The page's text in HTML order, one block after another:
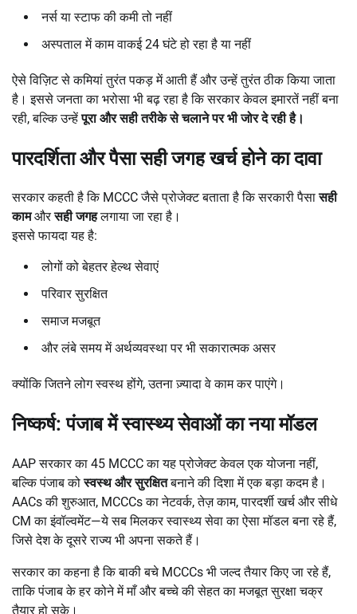
नर्स या स्टाफ की कमी तो नहीं
अस्पताल में काम वाकई 24 घंटे हो रहा है या नहीं
ऐसे विज़िट से कमियां तुरंत पकड़ में आती हैं और उन्हें तुरंत ठीक किया जाता
है। इससे जनता का भरोसा भी बढ़ रहा है कि सरकार केवल इमारतें नहीं बना
रही, बल्कि उन्हेंपूरा और सही तरीके से चलाने पर भी जोर दे रही है।
पारदर्शिता और पैसा सही जगह खर्च होने का दावा
सरकार कहती है कि MCCC जैसे प्रोजेक्ट बताता है कि सरकारी पैसासही
कामऔरसही जगहलगाया जा रहा है।
इससे फायदा यह है:
लोगों को बेहतर हेल्थ सेवाएं
परिवार सुरक्षित
समाज मजबूत
और लंबे समय में अर्थव्यवस्था पर भी सकारात्मक असर
क्योंकि जितने लोग स्वस्थ होंगे, उतना ज़्यादा वे काम कर पाएंगे।
निष्कर्ष: पंजाब में स्वास्थ्य सेवाओं का नया मॉडल
AAP सरकार का 45 MCCC का यह प्रोजेक्ट केवल एक योजना नहीं,
बल्कि पंजाब कोस्वस्थ और सुरक्षितबनाने की दिशा में एक बड़ा कदम है।
AACs की शुरुआत, MCCCs का नेटवर्क, तेज़ काम, पारदर्शी खर्च और सीधे
CM का इंवॉल्वमेंट—ये सब मिलकर स्वास्थ्य सेवा का ऐसा मॉडल बना रहे हैं,
जिसे देश के दूसरे राज्य भी अपना सकते हैं।
सरकार का कहना है कि बाकी बचे MCCCs भी जल्द तैयार किए जा रहे हैं,
ताकि पंजाब के हर कोने में माँ और बच्चे की सेहत का मजबूत सुरक्षा चक्र
तैयार हो सके।